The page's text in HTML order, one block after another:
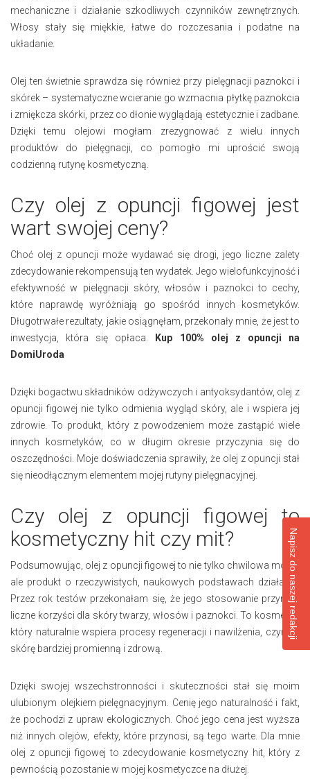
mechaniczne i działanie szkodliwych czynników zewnętrznych.
Włosy stały się miękkie, łatwe do rozczesania i podatne na
układanie.
Olej ten świetnie sprawdza się również przy pielęgnacji paznokci i
skórek – systematyczne wcieranie go wzmacnia płytkę paznokcia
i zmiękcza skórki, przez co dłonie wyglądają estetycznie i zadbane.
Dzięki temu olejowi mogłam zrezygnować z wielu innych
produktów do pielęgnacji, co pomogło mi uprościć swoją
codzienną rutynę kosmetyczną.
Czy olej z opuncji figowej jest
wart swojej ceny?
Choć olej z opuncji może wydawać się drogi, jego liczne zalety
zdecydowanie rekompensują ten wydatek. Jego wielofunkcyjność i
efektywność w pielęgnacji skóry, włosów i paznokci to cechy,
które naprawdę wyróżniają go spośród innych kosmetyków.
Długotrwałe rezultaty, jakie osiągnęłam, przekonały mnie, że jest to
inwestycja, która się opłaca.
Kup 100% olej z opuncji na
DomiUroda
Dzięki bogactwu składników odżywczych i antyoksydantów, olej z
opuncji figowej nie tylko odmienia wygląd skóry, ale i wspiera jej
zdrowie. To produkt, który z powodzeniem może zastąpić wiele
innych kosmetyków, co w długim okresie przyczynia się do
oszczędności. Moje doświadczenia sprawiły, że olej z opuncji stał
się nieodłącznym elementem mojej rutyny pielęgnacyjnej.
Czy olej z opuncji figowej to
kosmetyczny hit czy mit?
Podsumowując, olej z opuncji figowej to nie tylko chwilowa moda,
ale produkt o rzeczywistych, naukowych podstawach działania.
Przez rok testów przekonałam się, że jego stosowanie przynosi
liczne korzyści dla skóry twarzy, włosów i paznokci. To kosmetyk,
który naturalnie wspiera procesy regeneracji i nawilżenia, czyniąc
skórę bardziej promienną i zdrową.
Dzięki swojej wszechstronności i skuteczności stał się moim
ulubionym olejkiem pielęgnacyjnym. Cenię jego naturalność i fakt,
że pochodzi z upraw ekologicznych. Choć jego cena jest wyższa
niż innych olejów, efekty, które przynosi, są tego warte. Dla mnie
olej z opuncji figowej to zdecydowanie kosmetyczny hit, który z
pewnością pozostanie w mojej kosmetyczce na dłużej.
Napisz do naszej redakcji